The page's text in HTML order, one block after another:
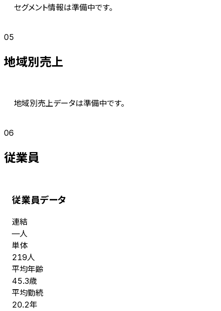
セグメント情報は準備中です。
05
地域別売上
地域別売上データは準備中です。
06
従業員
従業員データ
連結
—人
単体
219人
平均年齢
45.3歳
平均勤続
20.2年